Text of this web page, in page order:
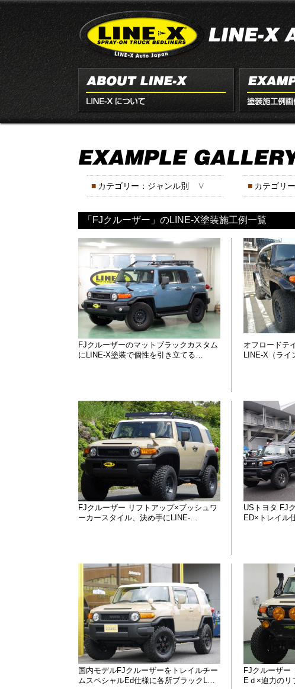
■ カテゴリー：ジャンル別 ∨ ■ カテゴリ
「FJクルーザー」のLINE-X塗装施工例一覧
FJクルーザーのマットブラックカスタム
にLINE-X塗装で個性を引き立てる…
オフロードテ
LINE-X（ラ
FJクルーザー リフトアップ×ブッシュワ
ーカースタイル、決め手にLINE-…
USトヨタ FJ
ED×トレイル
国内モデルFJクルーザーをトレイルチー
ムスペシャルEd仕様に各所ブラックL…
FJクルーザー
Eｄ×迫力の